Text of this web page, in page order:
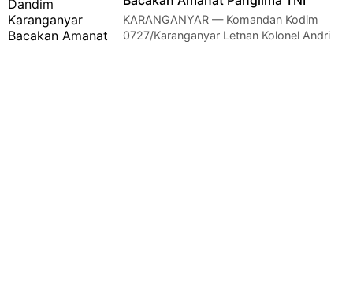
KARANGANYAR — Komandan Kodim
0727/Karanganyar Letnan Kolonel Andri